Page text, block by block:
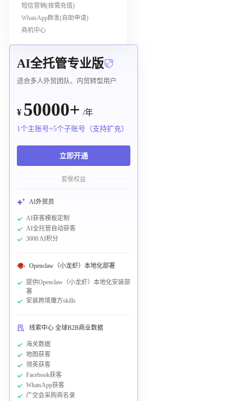
短信营销(按需充值)
WhatsApp群发(自助申请)
商机中心
AI全托管专业版
适合多人外贸团队、内贸转型用户
¥ 50000+ /年
1个主账号+5个子账号（支持扩充）
立即开通
套餐权益
AI外贸员
AI获客模板定制
AI全托管自动获客
3000 AI积分
Openclaw（小龙虾）本地化部署
提供Openclaw（小龙虾）本地化安装部
署
安装跨境魔方skills
线索中心 全球B2B商业数据
海关数据
地图获客
领英获客
Facebook获客
WhatsApp获客
广交会采购商名录